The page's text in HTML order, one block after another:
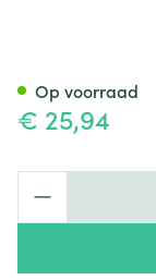
€ 25,94
Op voorraad